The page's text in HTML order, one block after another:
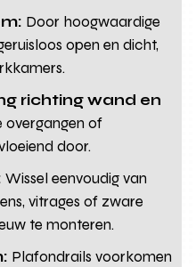
Door hoogwaardige
open en dicht,
richting wand en
overgangen of
door.
Wissel eenvoudig van
vitrages of zware
te monteren.
Plafondrails voorkomen